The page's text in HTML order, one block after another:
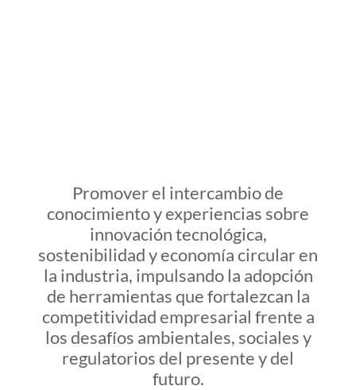
Promover el intercambio de
conocimiento y experiencias sobre
innovación tecnológica,
sostenibilidad y economía circular en
la industria, impulsando la adopción
de herramientas que fortalezcan la
competitividad empresarial frente a
los desafíos ambientales, sociales y
regulatorios del presente y del
futuro.